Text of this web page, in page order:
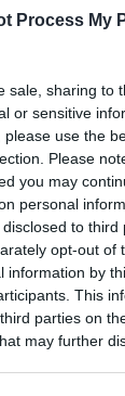
Process My
sale, sharing to
or sensitive
use the
Please
you may
personal
to third
opt-out of
information by
This
parties on
may further
delle news
Mail: